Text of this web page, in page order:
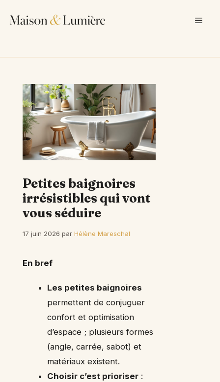
Petites baignoires
irrésistibles qui vont
vous séduire
17 juin 2026 par Hélène Mareschal
En bref
Les petites baignoires
permettent de conjuguer
confort et optimisation
d’espace ; plusieurs formes
(angle, carrée, sabot) et
matériaux existent.
Choisir c’est prioriser :